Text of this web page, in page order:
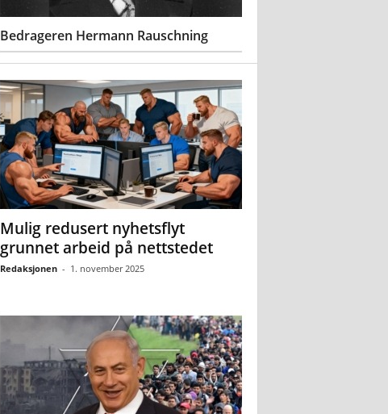
Bedrageren Hermann Rauschning
Mulig redusert nyhetsflyt
grunnet arbeid på nettstedet
Redaksjonen - 1. november 2025